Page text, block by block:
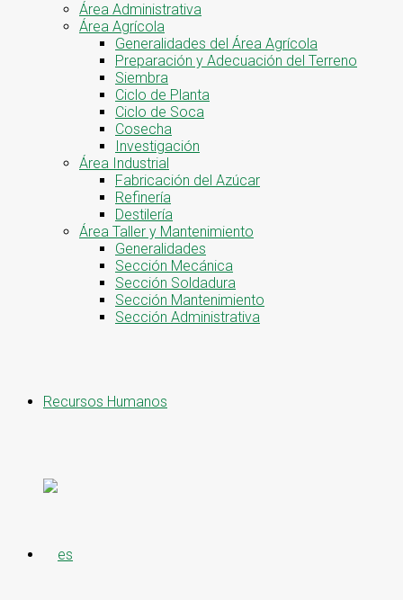
Área Administrativa
Área Agrícola
Generalidades del Área Agrícola
Preparación y Adecuación del Terreno
Siembra
Ciclo de Planta
Ciclo de Soca
Cosecha
Investigación
Área Industrial
Fabricación del Azúcar
Refinería
Destilería
Área Taller y Mantenimiento
Generalidades
Sección Mecánica
Sección Soldadura
Sección Mantenimiento
Sección Administrativa
Recursos Humanos